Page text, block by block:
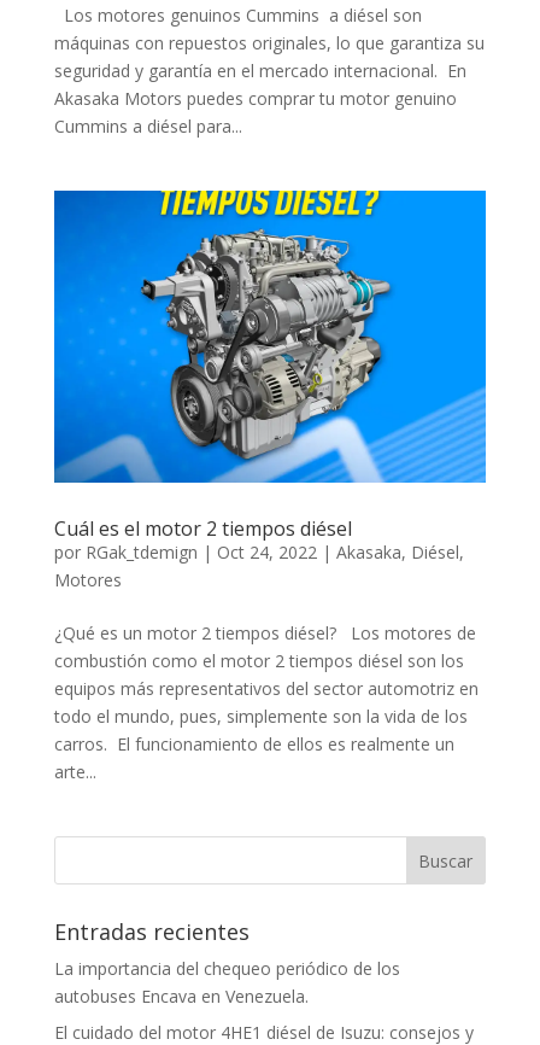
Los motores genuinos Cummins a diésel son
máquinas con repuestos originales, lo que garantiza su
seguridad y garantía en el mercado internacional. En
Akasaka Motors puedes comprar tu motor genuino
Cummins a diésel para...
Cuál es el motor 2 tiempos diésel
por RGak_tdemign | Oct 24, 2022 | Akasaka, Diésel,
Motores
¿Qué es un motor 2 tiempos diésel? Los motores de
combustión como el motor 2 tiempos diésel son los
equipos más representativos del sector automotriz en
todo el mundo, pues, simplemente son la vida de los
carros. El funcionamiento de ellos es realmente un
arte...
Entradas recientes
La importancia del chequeo periódico de los
autobuses Encava en Venezuela.
El cuidado del motor 4HE1 diésel de Isuzu: consejos y